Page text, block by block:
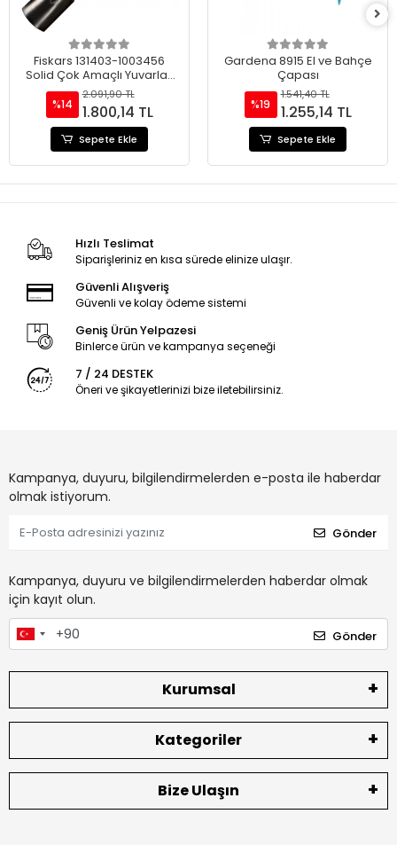
Fiskars 131403-1003456
Solid Çok Amaçlı Yuvarlak
Uçlu Bahçe Küreği
%14
2.091,90 TL
1.800,14 TL
Sepete Ekle
Gardena 8915 El ve Bahçe
Çapası
%19
1.541,40 TL
1.255,14 TL
Sepete Ekle
Hızlı Teslimat
Siparişleriniz en kısa sürede elinize ulaşır.
Güvenli Alışveriş
Güvenli ve kolay ödeme sistemi
Geniş Ürün Yelpazesi
Binlerce ürün ve kampanya seçeneği
7 / 24 DESTEK
Öneri ve şikayetlerinizi bize iletebilirsiniz.
Kampanya, duyuru, bilgilendirmelerden e-posta ile haberdar
olmak istiyorum.
Gönder
Kampanya, duyuru ve bilgilendirmelerden haberdar olmak
için kayıt olun.
Gönder
Kurumsal
Kategoriler
Bize Ulaşın